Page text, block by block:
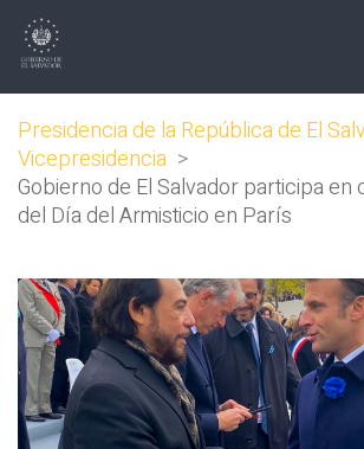
Presidencia de la República de El
Vicepresidencia >
Gobierno de El Salvador participa
del Día del Armisticio en París